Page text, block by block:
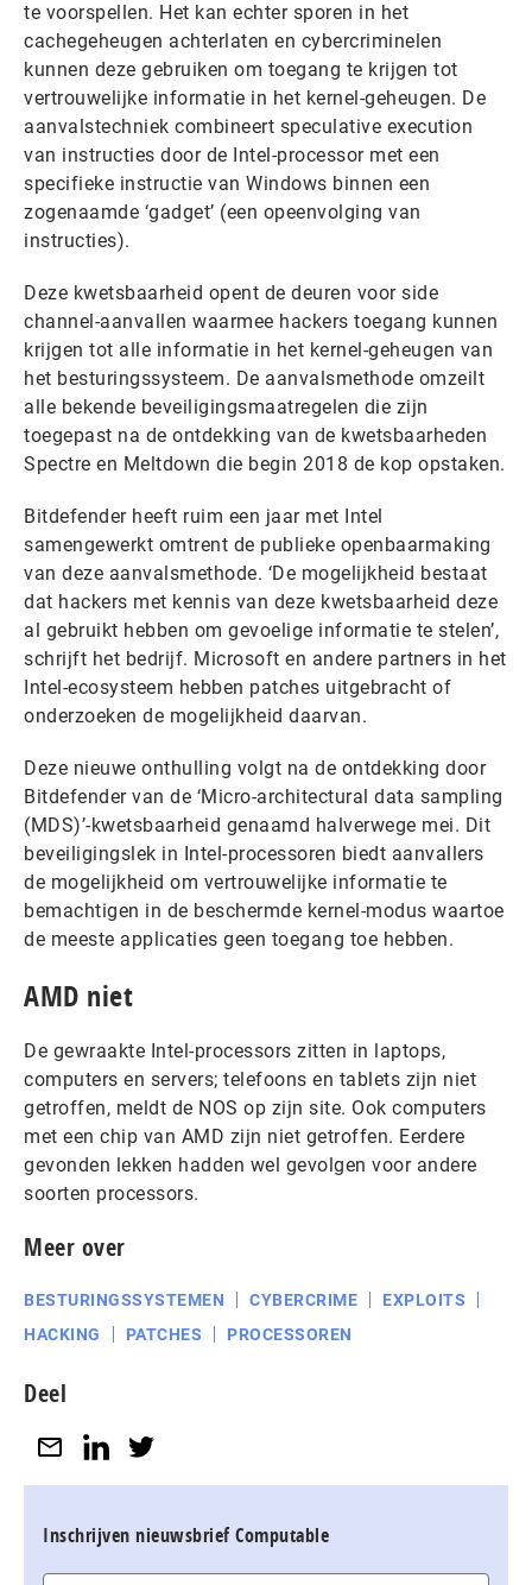
te voorspellen. Het kan echter sporen in het
cachegeheugen achterlaten en cybercriminelen
kunnen deze gebruiken om toegang te krijgen tot
vertrouwelijke informatie in het kernel-geheugen. De
aanvalstechniek combineert speculative execution
van instructies door de Intel-processor met een
specifieke instructie van Windows binnen een
zogenaamde ‘gadget’ (een opeenvolging van
instructies).
Deze kwetsbaarheid opent de deuren voor side
channel-aanvallen waarmee hackers toegang kunnen
krijgen tot alle informatie in het kernel-geheugen van
het besturingssysteem. De aanvalsmethode omzeilt
alle bekende beveiligingsmaatregelen die zijn
toegepast na de ontdekking van de kwetsbaarheden
Spectre en Meltdown die begin 2018 de kop opstaken.
Bitdefender heeft ruim een jaar met Intel
samengewerkt omtrent de publieke openbaarmaking
van deze aanvalsmethode. ‘De mogelijkheid bestaat
dat hackers met kennis van deze kwetsbaarheid deze
al gebruikt hebben om gevoelige informatie te stelen’,
schrijft het bedrijf. Microsoft en andere partners in het
Intel-ecosysteem hebben patches uitgebracht of
onderzoeken de mogelijkheid daarvan.
Deze nieuwe onthulling volgt na de ontdekking door
Bitdefender van de ‘Micro-architectural data sampling
(MDS)’-kwetsbaarheid genaamd halverwege mei. Dit
beveiligingslek in Intel-processoren biedt aanvallers
de mogelijkheid om vertrouwelijke informatie te
bemachtigen in de beschermde kernel-modus waartoe
de meeste applicaties geen toegang toe hebben.
AMD niet
De gewraakte Intel-processors zitten in laptops,
computers en servers; telefoons en tablets zijn niet
getroffen, meldt de NOS op zijn site. Ook computers
met een chip van AMD zijn niet getroffen. Eerdere
gevonden lekken hadden wel gevolgen voor andere
soorten processors.
Meer over
BESTURINGSSYSTEMEN CYBERCRIME
EXPLOITS
HACKING
PATCHES PROCESSOREN
Deel
Inschrijven nieuwsbrief Computable